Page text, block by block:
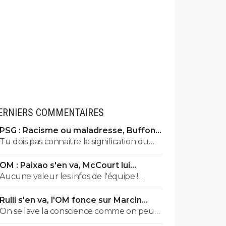
COMMENTAIRES
PSG : Racisme ou maladresse, Buffon
écarte Suzuki
Tu dois pas connaitre la signification du
numéro 88 en bon ignare
OM : Paixao s'en va, McCourt lui
montre la sortie
Aucune valeur les infos de l'équipe !
Paixao ne fait pas partie des joueurs
succeptibles de partir a moins d'une offre
a 50m € minimum. Les joueurs sur la liste
Rulli s'en va, l'OM fonce sur Marcin
Bulka
On se lave la conscience comme on peut.
Club de sans face